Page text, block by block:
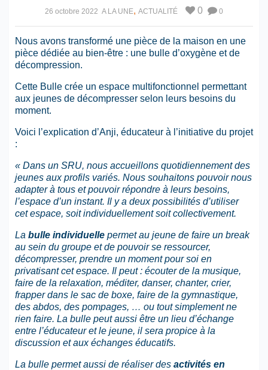
26 octobre 2022 A LA UNE, ACTUALITÉ 0
0
Nous avons transformé une pièce de la maison en une
pièce dédiée au bien-être : une bulle d’oxygène et de
décompression.
Cette Bulle crée un espace multifonctionnel permettant
aux jeunes de décompresser selon leurs besoins du
moment.
Voici l’explication d’Anji, éducateur à l’initiative du projet
:
« Dans un SRU, nous accueillons quotidiennement des
jeunes aux profils variés. Nous souhaitons pouvoir nous
adapter à tous et pouvoir répondre à leurs besoins,
l’espace d’un instant. Il y a deux possibilités d’utiliser
cet espace, soit individuellement soit collectivement.
La bulle individuelle permet au jeune de faire un break
au sein du groupe et de pouvoir se ressourcer,
décompresser, prendre un moment pour soi en
privatisant cet espace. Il peut : écouter de la musique,
faire de la relaxation, méditer, danser, chanter, crier,
frapper dans le sac de boxe, faire de la gymnastique,
des abdos, des pompages, … ou tout simplement ne
rien faire. La bulle peut aussi être un lieu d’échange
entre l’éducateur et le jeune, il sera propice à la
discussion et aux échanges éducatifs.
La bulle permet aussi de réaliser des activités en